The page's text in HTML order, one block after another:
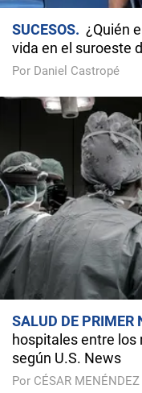
SUCESOS
¿Quién
vida en el suroeste
Por Daniel Castropé
SALUD DE PRIMER
hospitales entre los
según U.S. News
Por CÉSAR MENÉNDEZ